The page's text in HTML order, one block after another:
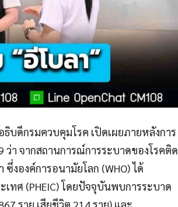
บดีกรมควบคุมโรค เปิดเผยภายหลังการ
า จากสถานการณ์การระบาดของโรคติด
งองค์การอนามัยโลก (WHO) ได้
ทศ (PHEIC) โดยปัจจุบันพบการระบาด
ราย เสียชีวิต 214 ราย) และ